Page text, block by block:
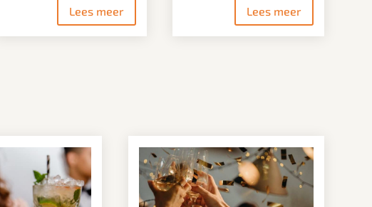
Lees meer Lees meer